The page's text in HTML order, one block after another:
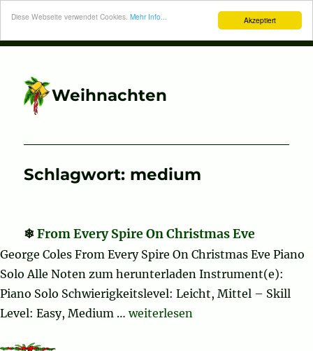
Akzeptiert
Diese Webseite verwendet Cookies. Mehr Info...
Weihnachten
Schlagwort: medium
From Every Spire On Christmas Eve
George Coles From Every Spire On Christmas Eve Piano
Solo Alle Noten zum herunterladen Instrument(e):
Piano Solo Schwierigkeitslevel: Leicht, Mittel – Skill
Level: Easy, Medium …„From Every Spire On Christmas
weiterlesen